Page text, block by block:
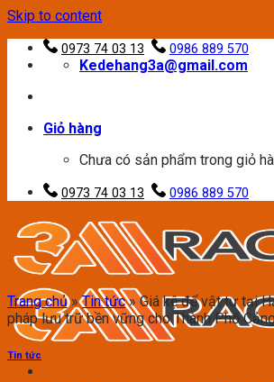
Skip to content
0973 74 03 13 0986 889 570
Kedehang3a@gmail.com
Giỏ hàng
Chưa có sản phẩm trong giỏ
0973 74 03 13 0986 889 570
Trang chủ»Tin tức»Giá kệ để vật tư tại
pháp lưu trữ bền vững cho Thành Phố
Tin tức